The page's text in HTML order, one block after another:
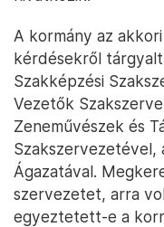
A kormány az
kérdésekről
Szakképzési
Vezetők
Zeneművészek és
Szakszervezetével,
Ágazatával.
szervezetet, arra
egyeztetett-e a